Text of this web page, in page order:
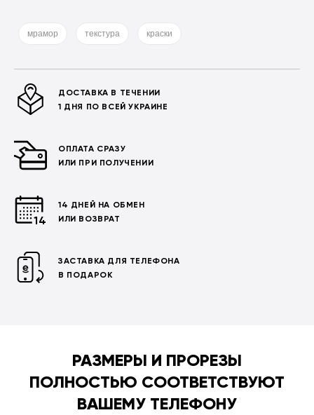
мрамор текстура краски
ДОСТАВКА В ТЕЧЕНИИ
1 ДНЯ ПО ВСЕЙ УКРАИНЕ
ОПЛАТА СРАЗУ
ИЛИ ПРИ ПОЛУЧЕНИИ
14 ДНЕЙ НА ОБМЕН
ИЛИ ВОЗВРАТ
ЗАСТАВКА ДЛЯ ТЕЛЕФОНА
В ПОДАРОК
РАЗМЕРЫ И ПРОРЕЗЫ
ПОЛНОСТЬЮ СООТВЕТСТВУЮТ
ВАШЕМУ ТЕЛЕФОНУ